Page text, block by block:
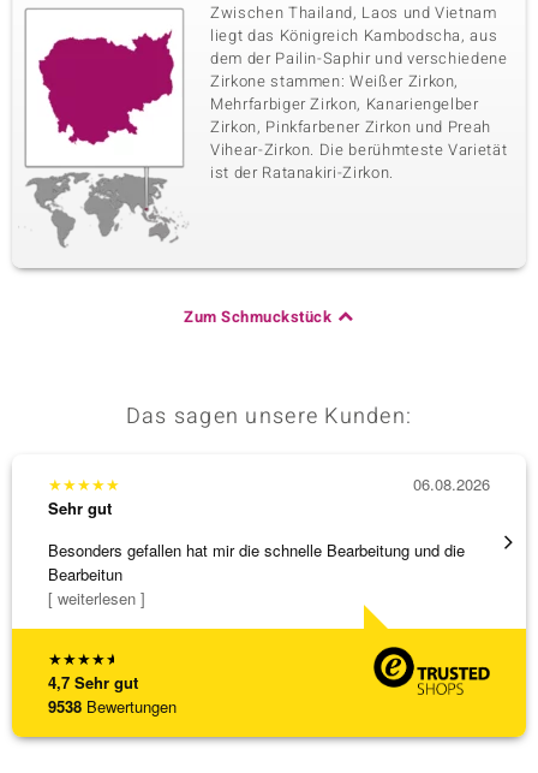
Zwischen Thailand, Laos und Vietnam
liegt das Königreich Kambodscha, aus
dem der Pailin-Saphir und verschiedene
Zirkone stammen: Weißer Zirkon,
Mehrfarbiger Zirkon, Kanariengelber
Zirkon, Pinkfarbener Zirkon und Preah
Vihear-Zirkon. Die berühmteste Varietät
ist der Ratanakiri-Zirkon.
Zum Schmuckstück
Das sagen unsere Kunden:
★★★★★
4,7 Sehr gut
9538 Bewertungen
★★★★★
Sehr gut
Besonders gefallen hat mir die schnelle Bearbeitung und die
Bearbeitun
[ weiterlesen ]
06.08.2026
Bin